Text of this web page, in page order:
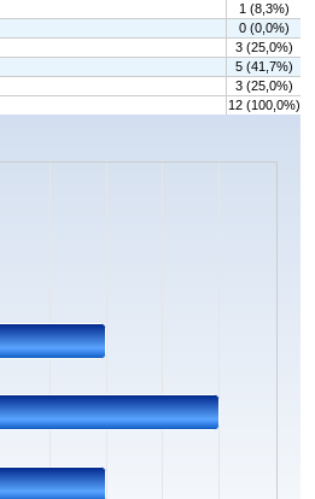
1 (8,3%)
0 (0,0%)
3 (25,0%)
5 (41,7%)
3 (25,0%)
12 (100,0%)
Data ranges from 0 to 5.